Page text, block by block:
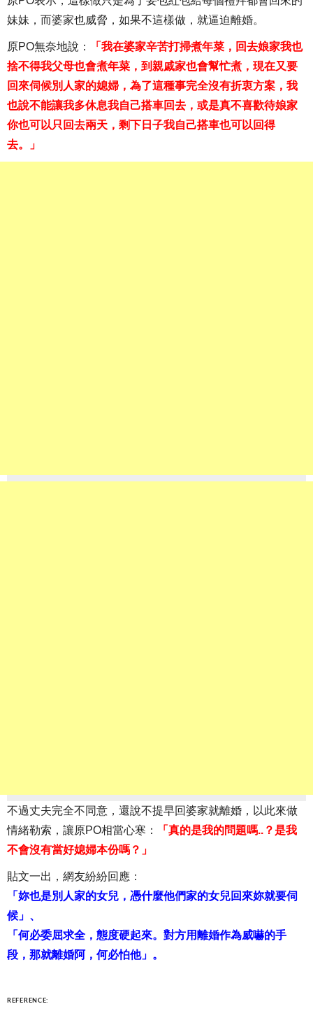
妹妹，而婆家也威脅，如果不這樣做，就逼迫離婚。
原PO無奈地說：
「我在婆家辛苦打掃煮年菜，回去娘家我也
捨不得我父母也會煮年菜，到親戚家也會幫忙煮，現在又要
回來伺候別人家的媳婦，為了這種事完全沒有折衷方案，我
也說不能讓我多休息我自己搭車回去，或是真不喜歡待娘家
你也可以只回去兩天，剩下日子我自己搭車也可以回得
去。」
不過丈夫完全不同意，還說不提早回婆家就離婚，以此來做
情緒勒索，讓原PO相當心寒：
「真的是我的問題嗎..？是我
不會沒有當好媳婦本份嗎？」
貼文一出，網友紛紛回應：
「妳也是別人家的女兒，憑什麼他們家的女兒回來妳就要伺
候」、
「何必委屈求全，態度硬起來。對方用離婚作為威嚇的手
段，那就離婚阿，何必怕他」。
REFERENCE: